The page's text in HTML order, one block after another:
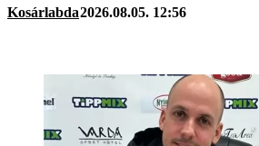
Kosárlabda2026.08.05. 12:56